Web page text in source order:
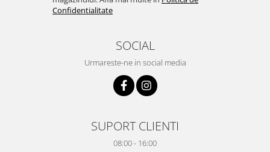
Confidentialitate
SOCIAL
Urmareste-ne in social media
SUPORT CLIENTI
08:00 - 16:00